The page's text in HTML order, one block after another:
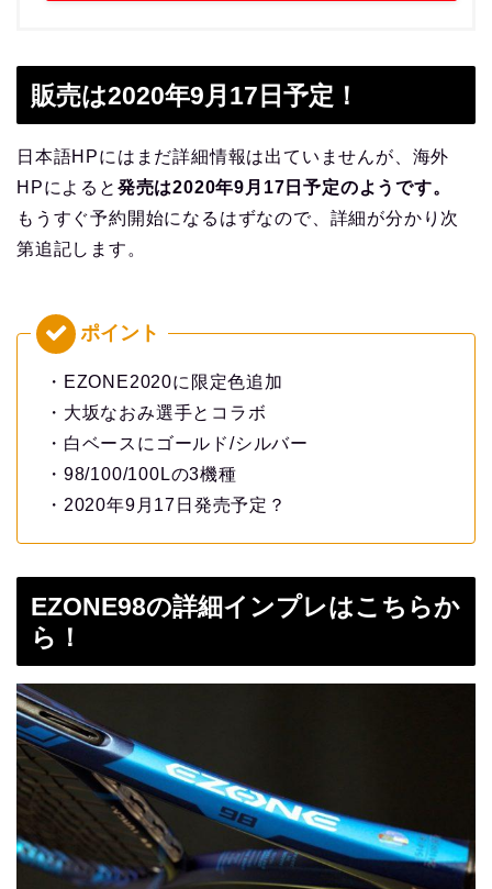
販売は2020年9月17日予定！
日本語HPにはまだ詳細情報は出ていませんが、海外
HPによると 発売は2020年9月17日予定のようです。
もうすぐ予約開始になるはずなので、詳細が分かり次
第追記します。
・EZONE2020に限定色追加
・大坂なおみ選手とコラボ
・白ベースにゴールド/シルバー
・98/100/100Lの3機種
・2020年9月17日発売予定？
EZONE98の詳細インプレはこちらか
ら！